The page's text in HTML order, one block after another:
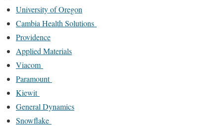
University of Oregon
Cambia Health Solutions
Providence
Applied Materials
Viacom
Paramount
Kiewit
General Dynamics
Snowflake